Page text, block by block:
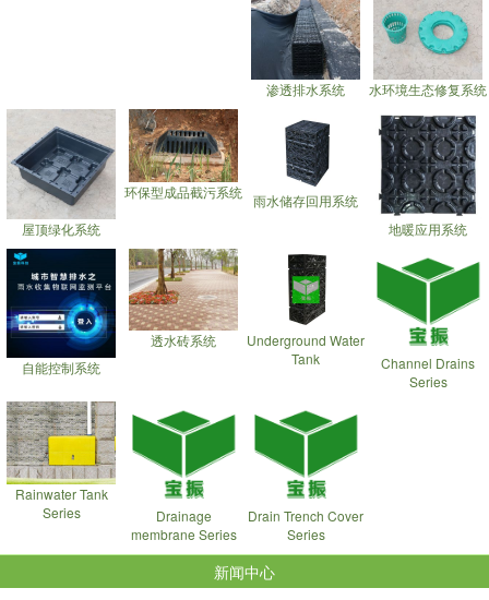
渗透排水系统 水环境生态修复系统
屋顶绿化系统
环保型成品截污系统 雨水储存回用系统
地暖应用系统
自能控制系统
透水砖系统
Underground Water
Tank
Channel Drains
Series
Rainwater Tank
Series
Drainage
membrane Series
Drain Trench Cover
Series
新闻中心